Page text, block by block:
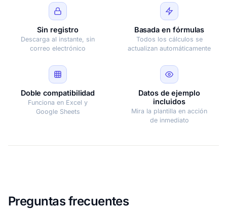
Sin registro
Descarga al instante, sin
correo electrónico
Basada en fórmulas
Todos los cálculos se
actualizan automáticamente
Doble compatibilidad
Funciona en Excel y
Google Sheets
Datos de ejemplo
incluidos
Mira la plantilla en acción
de inmediato
Preguntas frecuentes